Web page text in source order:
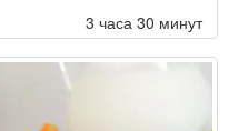
3 часа 30 минут